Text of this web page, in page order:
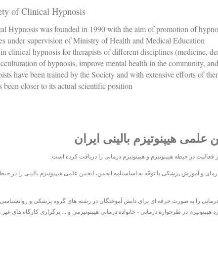
of Clinical Hypnosis
Hypnosis was founded in 1990 with the aim of promotion of
under supervision of Ministry of Health and Medical Education.
clinical hypnosis for therapists of different disciplines (medicine,
of hypnosis, improve mental health in the community,
have been trained by the Society and with extensive efforts of
closer to its actual scientific position.
علمی هیپنوتیزم بالینی ایران
در حیطه هیپنوتیزم و هیپنوتیزم درمانی را دریافت کرده است.
با اخذ مجوز از وزارت كشور تأسیس گردید و در سال ۱۳۸۰ وزارت بهداشت، درمان و آموزش پزشكی با توجّه به اساسنامه انجمن، انجمن علمی
درمانی را به صورت حرفه ای برای دانش آموختگان در رشته های گروه پزشکی و
در طرحواره درمانی - خانواده درمانی هیپنوتیزمی و ... برگزاری کارگاه های غیر